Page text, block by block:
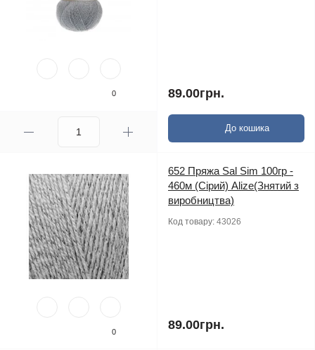
0 89.00грн.
До кошика
0
652 Пряжа Sal Sim 100гр -
460м (Сірий) Alize(Знятий з
виробництва)
Код товару: 43026
89.00грн.